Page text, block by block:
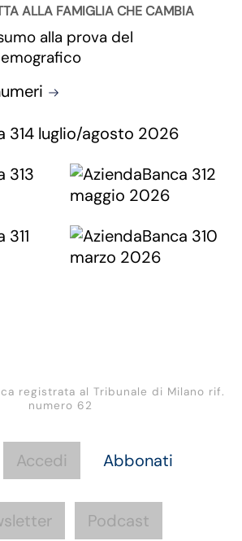
ALLA FAMIGLIA CHE CAMBIA
alla prova del
registrata al Tribunale di Milano rif.
numero 62
Accedi Abbonati
Podcast